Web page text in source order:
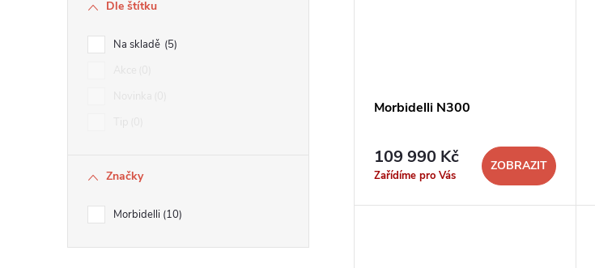
Dle štítku
Na skladě 5
Značky
Morbidelli 10
Morbidelli N300
109 990 Kč
Zařídíme pro Vás
ZOBRAZIT